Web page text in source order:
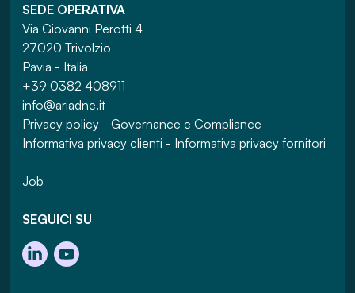
SEDE OPERATIVA
Via Giovanni Perotti 4
27020 Trivolzio
Pavia - Italia
+39 0382 408911
info@ariadne.it
Privacy policy - Governance e Compliance
Informativa privacy clienti - Informativa privacy fornitori
Job
SEGUICI SU
Visita la pagina LinkedIn
Visita il canale YouTube